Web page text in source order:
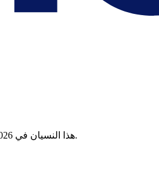
منحنى النسيان لـ Ebbinghaus يشرح لماذا تنسى 50% من المحاضرة خلال 24 ساعة. اكتشف العلم الكامن وراءه وطريقة الـ J وكيف يتجاوز FSRS-5 هذا النسيان في 2026.